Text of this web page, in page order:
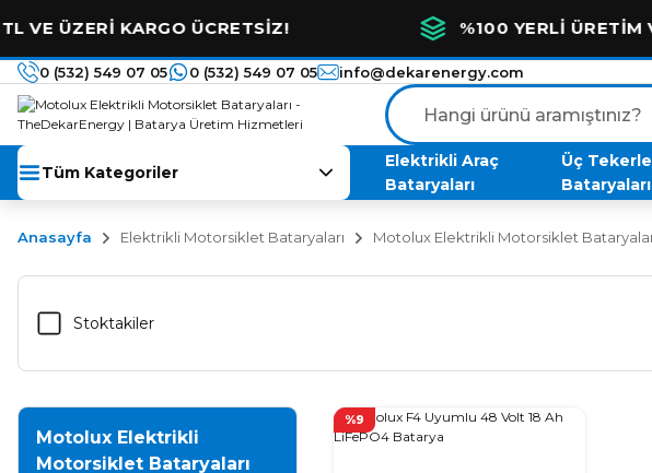
KARGO ÜCRETSİZ! %100 YERLİ ÜRETİM VE
0 (532) 549 07 05 0 (532) 549 07 05 info@dekarenergy.com
Tüm Kategoriler
Elektrikli Araç
Bataryaları
Üç
Bataryaları
Anasayfa Elektrikli Motorsiklet Bataryaları Motolux Elektrikli Motorsiklet
Stoktakiler
Motolux Elektrikli
Motorsiklet Bataryaları
%9